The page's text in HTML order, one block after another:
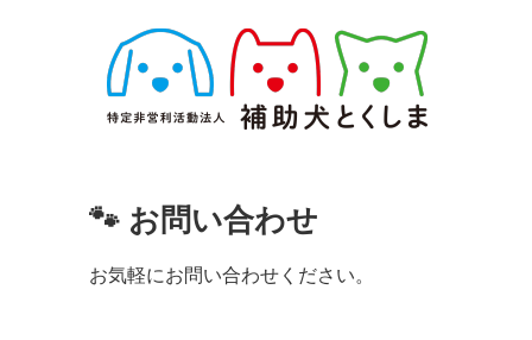
🐾 お問い合わせ
お気軽にお問い合わせください。